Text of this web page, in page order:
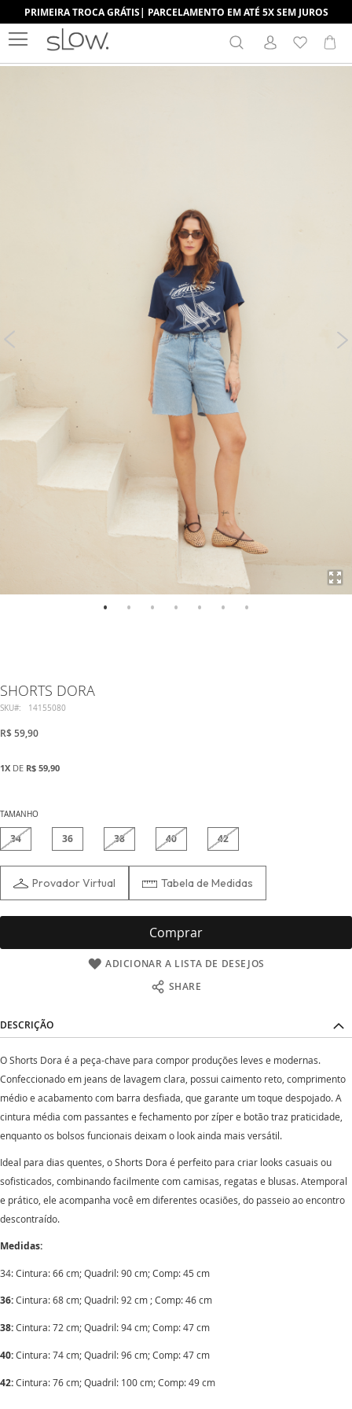
PRIMEIRA TROCA GRÁTIS| PARCELAMENTO EM ATÉ 5X SEM JUROS
Search
SHORTS DORA
SKU 14155080
R$ 59,90
1X DE R$ 59,90
TAMANHO
34 36 38 40 42
Provador Virtual Tabela de Medidas
Comprar
ADICIONAR A LISTA DE DESEJOS
SHARE
DESCRIÇÃO
O Shorts Dora é a peça-chave para compor produções leves e modernas.
Confeccionado em jeans de lavagem clara, possui caimento reto, comprimento
médio e acabamento com barra desfiada, que garante um toque despojado. A
cintura média com passantes e fechamento por zíper e botão traz praticidade,
enquanto os bolsos funcionais deixam o look ainda mais versátil.
Ideal para dias quentes, o Shorts Dora é perfeito para criar looks casuais ou
sofisticados, combinando facilmente com camisas, regatas e blusas. Atemporal
e prático, ele acompanha você em diferentes ocasiões, do passeio ao encontro
descontraído.
Medidas:
34: Cintura: 66 cm; Quadril: 90 cm; Comp: 45 cm
36:Cintura: 68 cm; Quadril: 92 cm ; Comp: 46 cm
38:Cintura: 72 cm; Quadril: 94 cm; Comp: 47 cm
40:Cintura: 74 cm; Quadril: 96 cm; Comp: 47 cm
42:Cintura: 76 cm; Quadril: 100 cm; Comp: 49 cm
Pular
o
início
Galeria
imagens